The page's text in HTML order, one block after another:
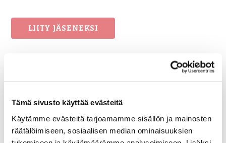
Tämä sivusto käyttää evästeitä
Käytämme evästeitä tarjoamamme sisällön ja mainosten
räätälöimiseen, sosiaalisen median ominaisuuksien
LIITY JÄSENEKSI
Jaa artikkeli: